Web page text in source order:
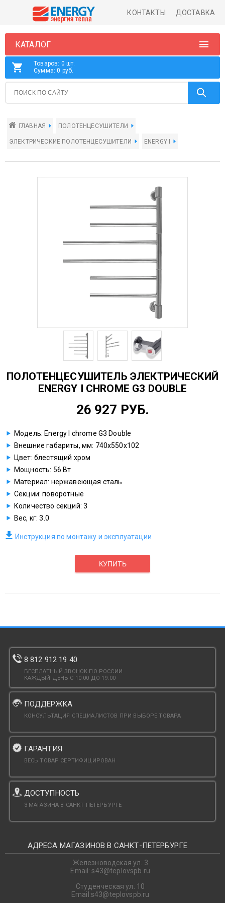
КОНТАКТЫ ДОСТАВКА
КАТАЛОГ
Товаров: 0 шт.
Сумма: 0 руб.
ГЛАВНАЯ ПОЛОТЕНЦЕСУШИТЕЛИ
ЭЛЕКТРИЧЕСКИЕ ПОЛОТЕНЦЕСУШИТЕЛИ ENERGY I
ПОЛОТЕНЦЕСУШИТЕЛЬ ЭЛЕКТРИЧЕСКИЙ
ENERGY I CHROME G3 DOUBLE
26 927 РУБ.
Модель: Energy I chrome G3 Double
Внешние габариты, мм: 740х550х102
Цвет: блестящий хром
Мощность: 56 Вт
Материал: нержавеющая сталь
Секции: поворотные
Количество секций: 3
Вес, кг: 3.0
Инструкция по монтажу и эксплуатации
КУПИТЬ
8 812 912 19 40
БЕСПЛАТНЫЙ ЗВОНОК ПО РОССИИ
КАЖДЫЙ ДЕНЬ С 10:00 ДО 19:00
ПОДДЕРЖКА
КОНСУЛЬТАЦИЯ СПЕЦИАЛИСТОВ ПРИ ВЫБОРЕ ТОВАРА
ГАРАНТИЯ
ВЕСЬ ТОВАР СЕРТИФИЦИРОВАН
ДОСТУПНОСТЬ
3 МАГАЗИНА В САНКТ-ПЕТЕРБУРГЕ
АДРЕСА МАГАЗИНОВ В САНКТ-ПЕТЕРБУРГЕ
Железноводская ул. 3
Email: s43@teplovspb.ru
Студенческая ул. 10
Email:s43@teplovspb.ru